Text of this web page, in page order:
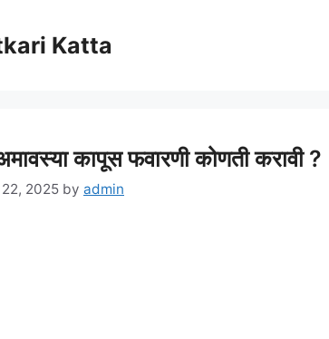
Katta
कापूस फवारणी कोणती करावी ?
2025 by admin